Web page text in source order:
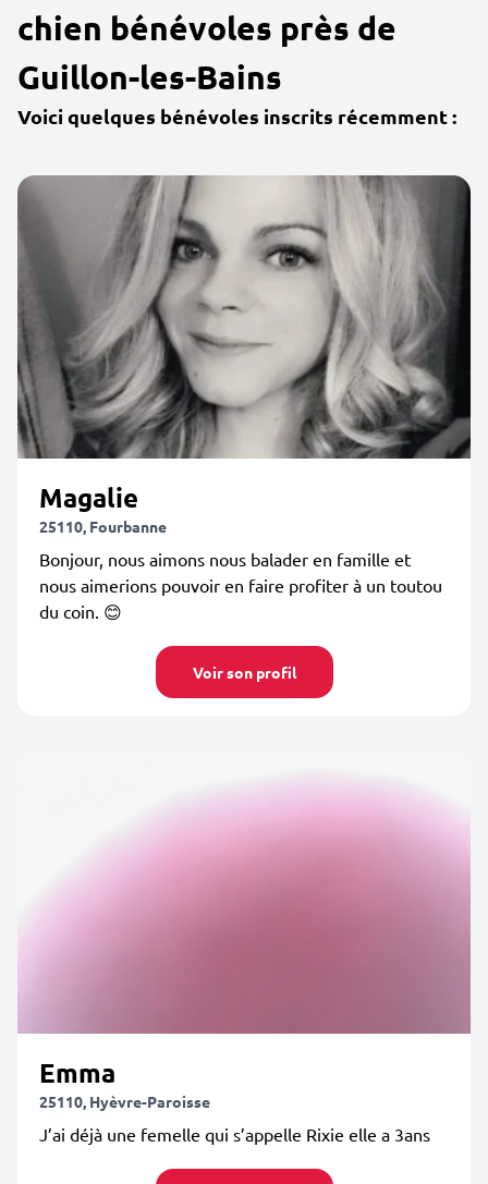
chien bénévoles près de
Guillon-les-Bains
Voici quelques bénévoles inscrits récemment :
Magalie
25110, Fourbanne
Bonjour, nous aimons nous balader en famille et
nous aimerions pouvoir en faire profiter à un toutou
du coin. 😊
Voir son profil
Emma
25110, Hyèvre-Paroisse
J’ai déjà une femelle qui s’appelle Rixie elle a 3ans